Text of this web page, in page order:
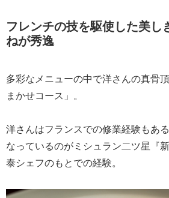
フレンチの技を駆使した美し
ねが秀逸
多彩なメニューの中で洋さんの真骨
まかせコース」。
洋さんはフランスでの修業経験もあ
なっているのがミシュラン二ツ星『
泰シェフのもとでの経験。